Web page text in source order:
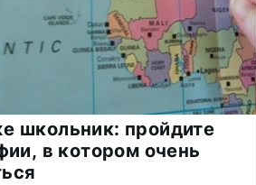
школьник: пройдите
в котором очень